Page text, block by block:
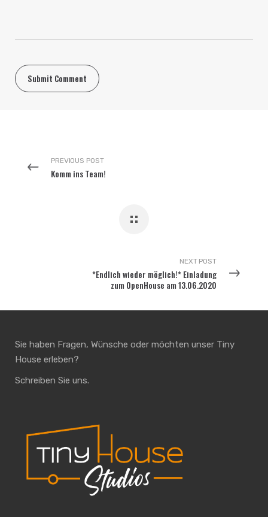
PREVIOUS POST
Komm ins Team!
NEXT POST
*Endlich wieder möglich!* Einladung
zum OpenHouse am 13.06.2020
Sie haben Fragen, Wünsche oder möchten unser Tiny
House erleben?
Schreiben Sie uns.